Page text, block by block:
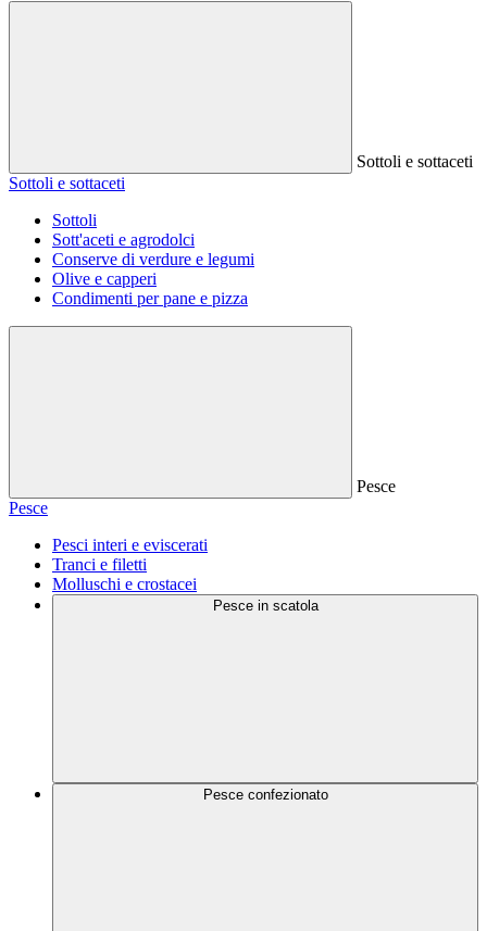
Sottoli e sottaceti
Sottoli e sottaceti
Sottoli
Sott'aceti e agrodolci
Conserve di verdure e legumi
Olive e capperi
Condimenti per pane e pizza
Pesce
Pesce
Pesci interi e eviscerati
Tranci e filetti
Molluschi e crostacei
Pesce in scatola
Pesce confezionato